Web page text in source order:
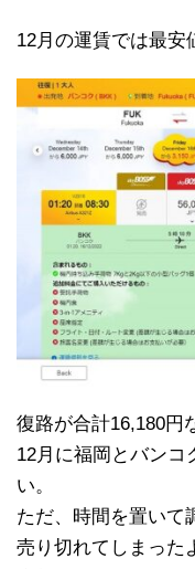
12月の運賃では最安
復路が合計16,180円
12月に福岡とバンコ
い。
ただ、時間を置いて
売り切れてしまった